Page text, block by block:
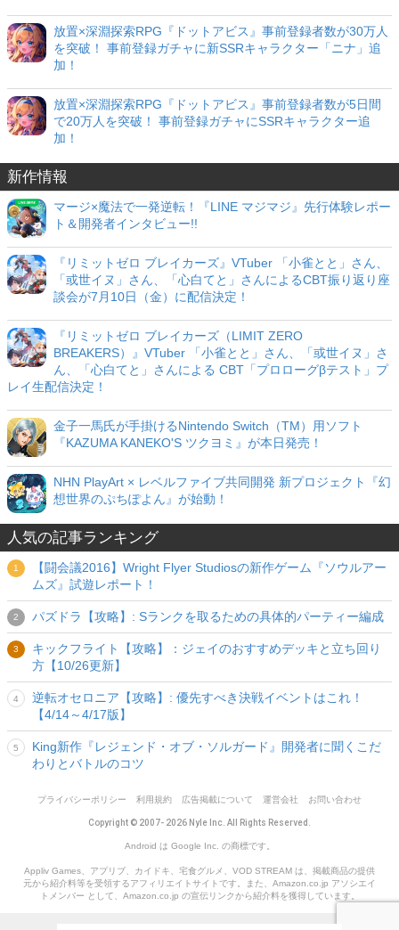
放置×深淵探索RPG『ドットアビス』事前登録者数が30万人
を突破！ 事前登録ガチャに新SSRキャラクター「ニナ」追
加！
放置×深淵探索RPG『ドットアビス』事前登録者数が5日間
で20万人を突破！ 事前登録ガチャにSSRキャラクター追
加！
新作情報
マージ×魔法で一発逆転！『LINE マジマジ』先行体験レポー
ト＆開発者インタビュー!!
『リミットゼロ ブレイカーズ』VTuber 「小雀とと」さん、
「或世イヌ」さん、「心白てと」さんによるCBT振り返り座
談会が7月10日（金）に配信決定！
『リミットゼロ ブレイカーズ（LIMIT ZERO
BREAKERS）』VTuber 「小雀とと」さん、「或世イヌ」さ
ん、「心白てと」さんによる CBT「プロローグβテスト」プ
レイ生配信決定！
金子一馬氏が手掛けるNintendo Switch（TM）用ソフト
『KAZUMA KANEKO'S ツクヨミ』が本日発売！
NHN PlayArt × レベルファイブ共同開発 新プロジェクト『幻
想世界のぷちぽよん』が始動！
人気の記事ランキング
【闘会議2016】Wright Flyer Studiosの新作ゲーム『ソウルアー
ムズ』試遊レポート！
パズドラ【攻略】: Sランクを取るための具体的パーティー編成
キックフライト【攻略】：ジェイのおすすめデッキと立ち回り
方【10/26更新】
逆転オセロニア【攻略】: 優先すべき決戦イベントはこれ！
【4/14～4/17版】
King新作『レジェンド・オブ・ソルガード』開発者に聞くこだ
わりとバトルのコツ
プライバシーポリシー 利用規約 広告掲載について 運営会社 お問い合わせ
Copyright © 2007- 2026 Nyle Inc. All Rights Reserved.
Android は Google Inc. の商標です。
Appliv Games、アプリブ、カイドキ、宅食グルメ、VOD STREAM は、掲載商品の提供
元から紹介料等を受領するアフィリエイトサイトです。また、Amazon.co.jp アソシエイ
トメンバー として、Amazon.co.jp の宣伝リンクから紹介料を獲得しています。